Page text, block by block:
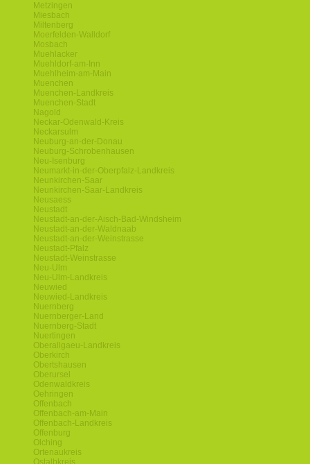
Metzingen
Miesbach
Miltenberg
Moerfelden-Walldorf
Mosbach
Muehlacker
Muehldorf-am-Inn
Muehlheim-am-Main
Muenchen
Muenchen-Landkreis
Muenchen-Stadt
Nagold
Neckar-Odenwald-Kreis
Neckarsulm
Neuburg-an-der-Donau
Neuburg-Schrobenhausen
Neu-Isenburg
Neumarkt-in-der-Oberpfalz-Landkreis
Neunkirchen-Saar
Neunkirchen-Saar-Landkreis
Neusaess
Neustadt
Neustadt-an-der-Aisch-Bad-Windsheim
Neustadt-an-der-Waldnaab
Neustadt-an-der-Weinstrasse
Neustadt-Pfalz
Neustadt-Weinstrasse
Neu-Ulm
Neu-Ulm-Landkreis
Neuwied
Neuwied-Landkreis
Nuernberg
Nuernberger-Land
Nuernberg-Stadt
Nuertingen
Oberallgaeu-Landkreis
Oberkirch
Obertshausen
Oberursel
Odenwaldkreis
Oehringen
Offenbach
Offenbach-am-Main
Offenbach-Landkreis
Offenburg
Olching
Ortenaukreis
Ostalbkreis